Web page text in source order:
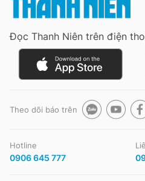
Đọc Thanh Niên trên điện
Theo dõi báo trên
Hotline
0906 645 777